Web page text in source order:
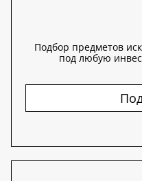
Подбор предметов
под любую